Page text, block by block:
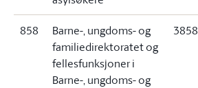
858
Barne-, ungdoms- og
familiedirektoratet og
fellesfunksjoner i
Barne-, ungdoms- og
3858